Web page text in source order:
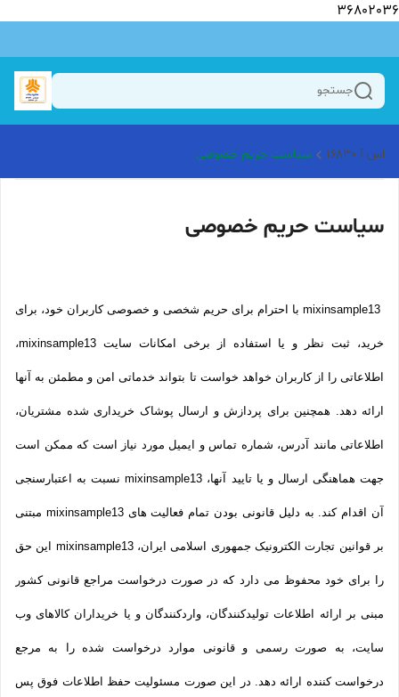
36802036
جستجو
اس آ ۱۶۸۳۰ سیاست حریم خصوصی
سیاست حریم خصوصی
mixinsample13 با احترام برای حریم شخصی و خصوصی کاربران خود، برای
خرید، ثبت نظر و یا استفاده از برخی امکانات سایت mixinsample13،
اطلاعاتی را از کاربران خواهد خواست تا بتواند خدماتی امن و مطمئن به آنها
ارائه دهد. همچنین برای پردازش و ارسال پوشاک خریداری شده مشتریان،
اطلاعاتی مانند آدرس، شماره تماس و ایمیل مورد نیاز است که ممکن است
جهت هماهنگی ارسال و یا تایید آنها، mixinsample13 نسبت به اعتبارسنجی
آن اقدام کند. به دلیل قانونی بودن تمام فعالیت های mixinsample13 مبتنی
بر قوانین تجارت الکترونیک جمهوری اسلامی ایران، mixinsample13 این حق
را برای خود محفوظ می دارد که در صورت درخواست مراجع قانونی کشور
مبنی بر ارائه اطلاعات تولیدکنندگان، واردکنندگان و یا خریداران کالاهای وب
سایت، به صورت رسمی و قانونی موارد درخواست شده را به مرجع
درخواست کننده ارائه دهد. در این صورت مسئولیت حفظ اطلاعات فوق پس